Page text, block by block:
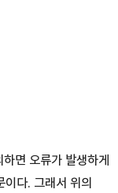
면 오류가 발생하게
다. 그래서 위의